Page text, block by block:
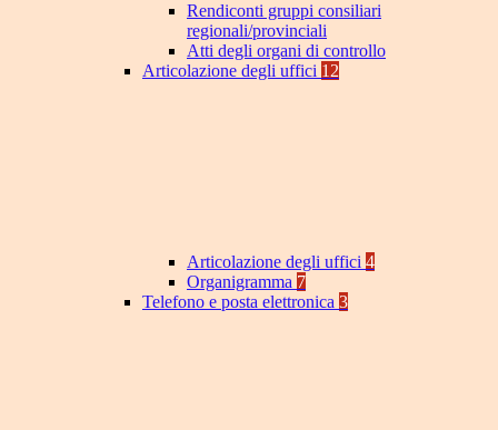
Rendiconti gruppi consiliari
regionali/provinciali
Atti degli organi di controllo
Articolazione degli uffici 12
Articolazione degli uffici 4
Organigramma 7
Telefono e posta elettronica 3